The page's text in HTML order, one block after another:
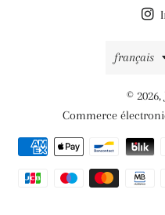
français
© 2026,
Commerce